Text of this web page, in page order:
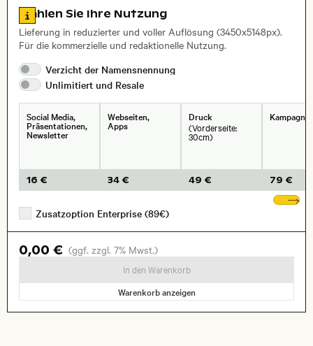
, Objektiv
Zu den Lizenzinformationen springen
Wählen Sie Ihre Nutzung
Lieferung in reduzierter und voller Auflösung (3450x5148px).
Für die kommerzielle und redaktionelle Nutzung.
Verzicht der Namensnennung
Unlimitiert und Resale
Social Media,
Präsentationen,
Newsletter
16 €
Webseiten,
Apps
34 €
Druck
(Vorderseite:
30cm)
49 € 79 €
Zusatzoption Enterprise (89€)
0,00 € (ggf. zzgl. 7% Mwst.)
In den Warenkorb
Warenkorb anzeigen